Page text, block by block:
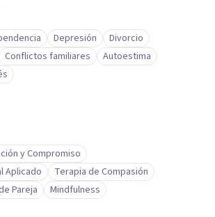
Depresión
Divorcio
Conflictos familiares
Autoestima
y Compromiso
Aplicado
Terapia de Compasión
Pareja
Mindfulness